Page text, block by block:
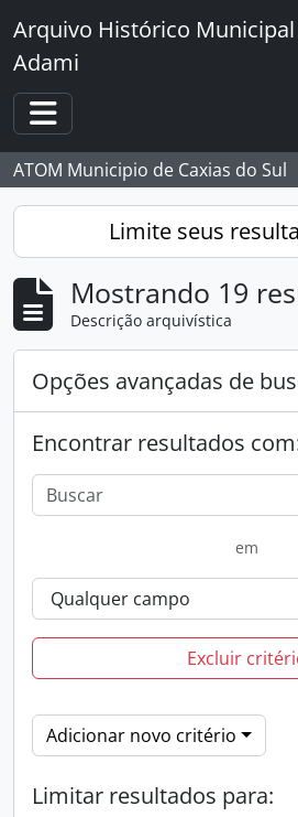
Skip to main content
Arquivo Histórico Municipal
Adami
Toggle navigation
ATOM Municipio de Caxias do Sul
Limite seus
Mostrando 19
Descrição arquivística
Opções avançadas de
Encontrar resultados
em
Excluir
Adicionar novo critério
Limitar resultados para: